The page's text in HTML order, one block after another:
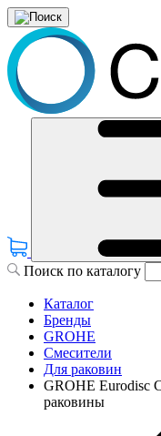
Поиск по каталогу
Каталог
Бренды
GROHE
Смесители
Для раковин
GROHE Eurodisc
раковины